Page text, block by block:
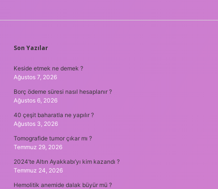
SIDEBAR
Son Yazılar
Keside etmek ne demek ?
Ağustos 7, 2026
Borç ödeme süresi nasıl hesaplanır ?
Ağustos 6, 2026
40 çeşit baharatla ne yapılır ?
Ağustos 3, 2026
Tomografide tumor çıkar mı ?
Temmuz 29, 2026
2024’te Altın Ayakkabı’yı kim kazandı ?
Temmuz 24, 2026
Hemolitik anemide dalak büyür mü ?